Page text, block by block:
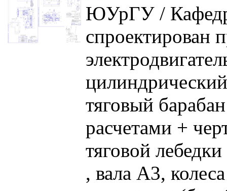
ЮУрГУ /
спроектирован
тяговый
расчетами +
тяговой
, вала А3,